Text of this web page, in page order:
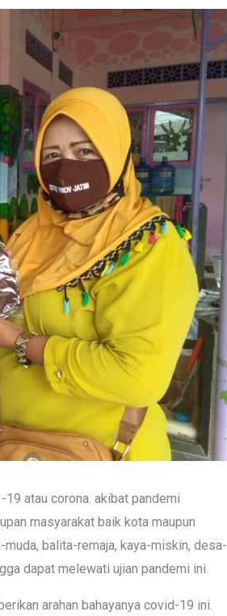
atau corona. akibat pandemi
masyarakat baik kota maupun
balita-remaja, kaya-miskin, desa-
dapat melewati ujian pandemi ini.
arahan bahayanya covid-19 ini.